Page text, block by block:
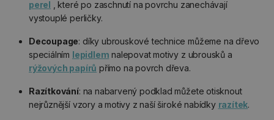
perel , které po zaschnutí na povrchu zanechávají
vystouplé perličky.
Decoupage: díky ubrouskové technice můžeme na dřevo
speciálním lepidlem nalepovat motivy z ubrousků a
rýžových papírů přímo na povrch dřeva.
Razítkování: na nabarvený podklad můžete otisknout
nejrůznější vzory a motivy z naší široké nabídky razítek.